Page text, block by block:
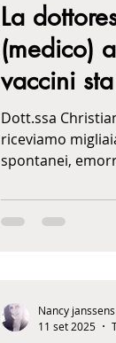
La
(medico)
vaccini
con tutti i
sangue
Dott.ssa Christiane
riceviamo
spontanei,
Nancy janssens
11 set 2025